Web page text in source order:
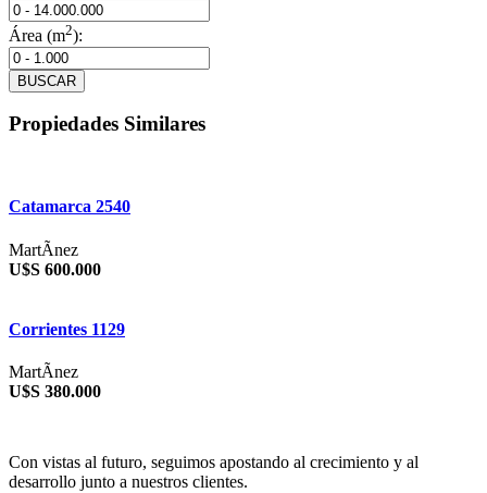
Área (m2):
BUSCAR
Propiedades Similares
Catamarca 2540
MartÃ­nez
U$S 600.000
Corrientes 1129
MartÃ­nez
U$S 380.000
Con vistas al futuro, seguimos apostando al crecimiento y al
desarrollo junto a nuestros clientes.